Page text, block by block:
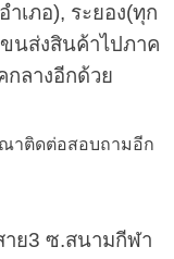
เภอ), ระยอง(ทุก
นส่งสินค้าไปภาค
กลางอีกด้วย
าติดต่อสอบถามอีก
ย3 ซ.สนามกีฬา